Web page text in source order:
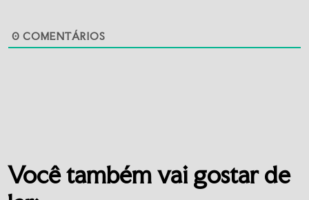
0 COMENTÁRIOS
Você também vai gostar de